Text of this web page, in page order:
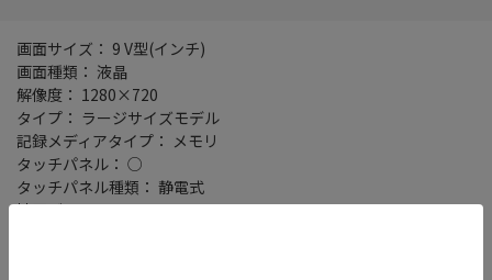
画面サイズ： 9 V型(インチ)
画面種類： 液晶
解像度： 1280×720
タイプ： ラージサイズモデル
記録メディアタイプ： メモリ
タッチパネル： ○
タッチパネル種類： 静電式
地図データ： MapFan